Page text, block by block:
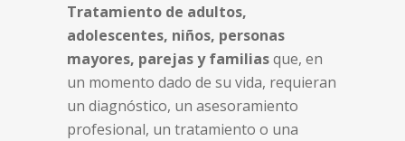
Tratamiento de adultos,
adolescentes, niños, personas
mayores, parejas y familiasque, en
un momento dado de su vida, requieran
un diagnóstico, un asesoramiento
profesional, un tratamiento o una